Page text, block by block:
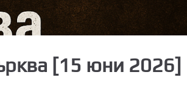
[15 юни 2026]